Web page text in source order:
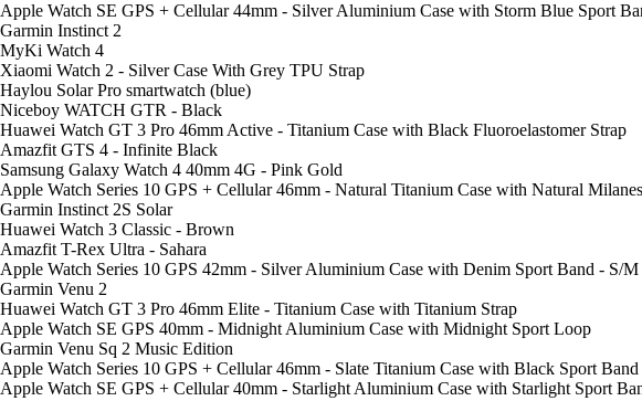
Apple Watch SE GPS + Cellular 44mm - Silver Aluminium Case with Storm Blue Sport
Garmin Instinct 2
MyKi Watch 4
Xiaomi Watch 2 - Silver Case With Grey TPU Strap
Haylou Solar Pro smartwatch (blue)
Niceboy WATCH GTR - Black
Huawei Watch GT 3 Pro 46mm Active - Titanium Case with Black Fluoroelastomer Strap
Amazfit GTS 4 - Infinite Black
Samsung Galaxy Watch 4 40mm 4G - Pink Gold
Apple Watch Series 10 GPS + Cellular 46mm - Natural Titanium Case with Natural
Garmin Instinct 2S Solar
Huawei Watch 3 Classic - Brown
Amazfit T-Rex Ultra - Sahara
Apple Watch Series 10 GPS 42mm - Silver Aluminium Case with Denim Sport Band - S/M
Garmin Venu 2
Huawei Watch GT 3 Pro 46mm Elite - Titanium Case with Titanium Strap
Apple Watch SE GPS 40mm - Midnight Aluminium Case with Midnight Sport Loop
Garmin Venu Sq 2 Music Edition
Apple Watch Series 10 GPS + Cellular 46mm - Slate Titanium Case with Black Sport
Apple Watch SE GPS + Cellular 40mm - Starlight Aluminium Case with Starlight Sport